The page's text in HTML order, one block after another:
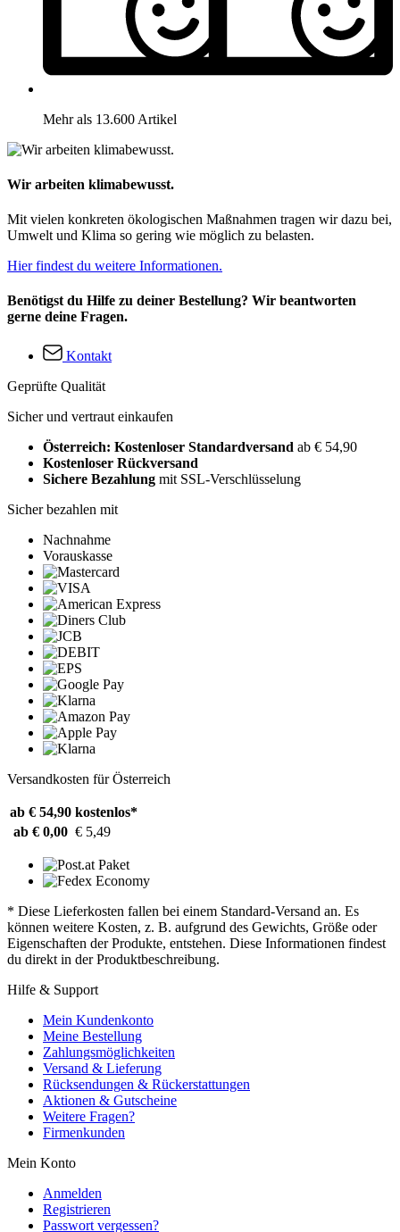
Mehr als 13.600 Artikel
Wir arbeiten klimabewusst.
Mit vielen konkreten ökologischen Maßnahmen tragen wir dazu bei,
Umwelt und Klima so gering wie möglich zu belasten.
Hier findest du weitere Informationen.
Benötigst du Hilfe zu deiner Bestellung? Wir beantworten
gerne deine Fragen.
Kontakt
Geprüfte Qualität
Sicher und vertraut einkaufen
Österreich: Kostenloser Standardversand ab € 54,90
Kostenloser Rückversand
Sichere Bezahlung mit SSL-Verschlüsselung
Sicher bezahlen mit
Nachnahme
Vorauskasse
Versandkosten für Österreich
ab € 54,90 kostenlos*
ab € 0,00 € 5,49
* Diese Lieferkosten fallen bei einem Standard-Versand an. Es
können weitere Kosten, z. B. aufgrund des Gewichts, Größe oder
Eigenschaften der Produkte, entstehen. Diese Informationen findest
du direkt in der Produktbeschreibung.
Hilfe & Support
Mein Kundenkonto
Meine Bestellung
Zahlungsmöglichkeiten
Versand & Lieferung
Rücksendungen & Rückerstattungen
Aktionen & Gutscheine
Weitere Fragen?
Firmenkunden
Mein Konto
Anmelden
Registrieren
Passwort vergessen?